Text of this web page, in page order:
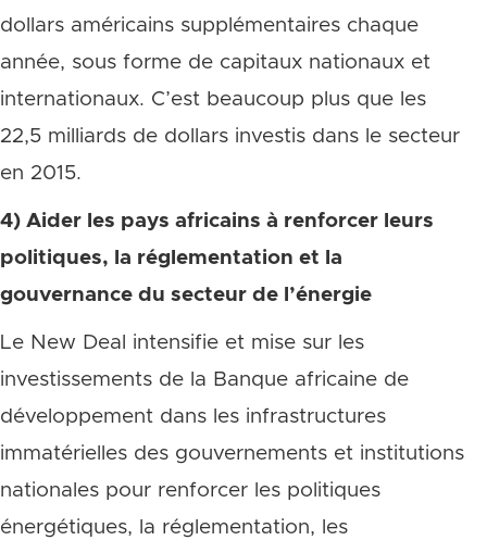
dollars américains supplémentaires chaque
année, sous forme de capitaux nationaux et
internationaux. C’est beaucoup plus que les
22,5 milliards de dollars investis dans le secteur
en 2015.
4) Aider les pays africains à renforcer leurs
politiques, la réglementation et la
gouvernance du secteur de l’énergie
Le New Deal intensifie et mise sur les
investissements de la Banque africaine de
développement dans les infrastructures
immatérielles des gouvernements et institutions
nationales pour renforcer les politiques
énergétiques, la réglementation, les